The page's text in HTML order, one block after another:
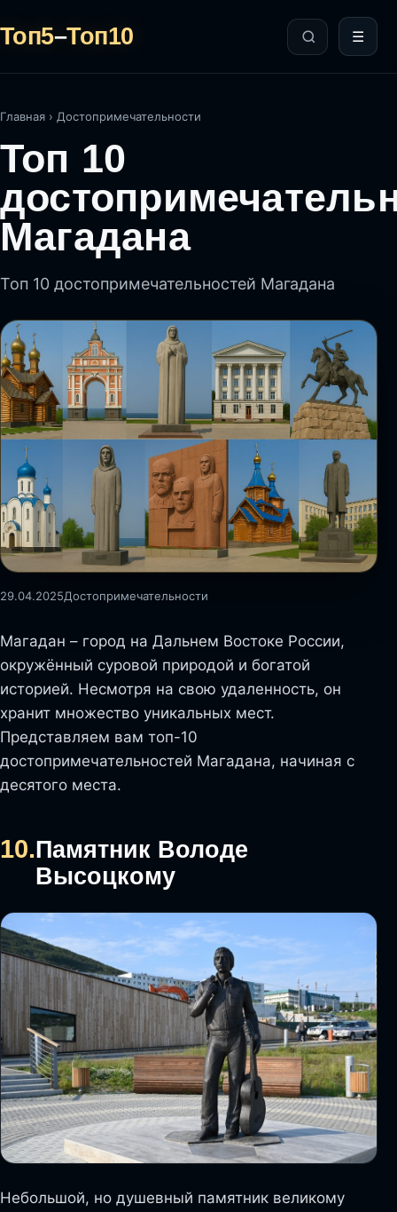
Топ5–Топ10 ☰
Главная › Достопримечательности
Топ 10
Магадана
Топ 10 достопримечательностей Магадана
29.04.2025Достопримечательности
Магадан – город на Дальнем Востоке России,
окружённый суровой природой и богатой
историей. Несмотря на свою удаленность, он
хранит множество уникальных мест.
Представляем вам топ-10
достопримечательностей Магадана, начиная с
десятого места.
10.Памятник Володе
Высоцкому
Небольшой, но душевный памятник великому